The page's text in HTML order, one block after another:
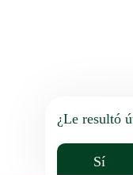
¿Le resultó
Sí